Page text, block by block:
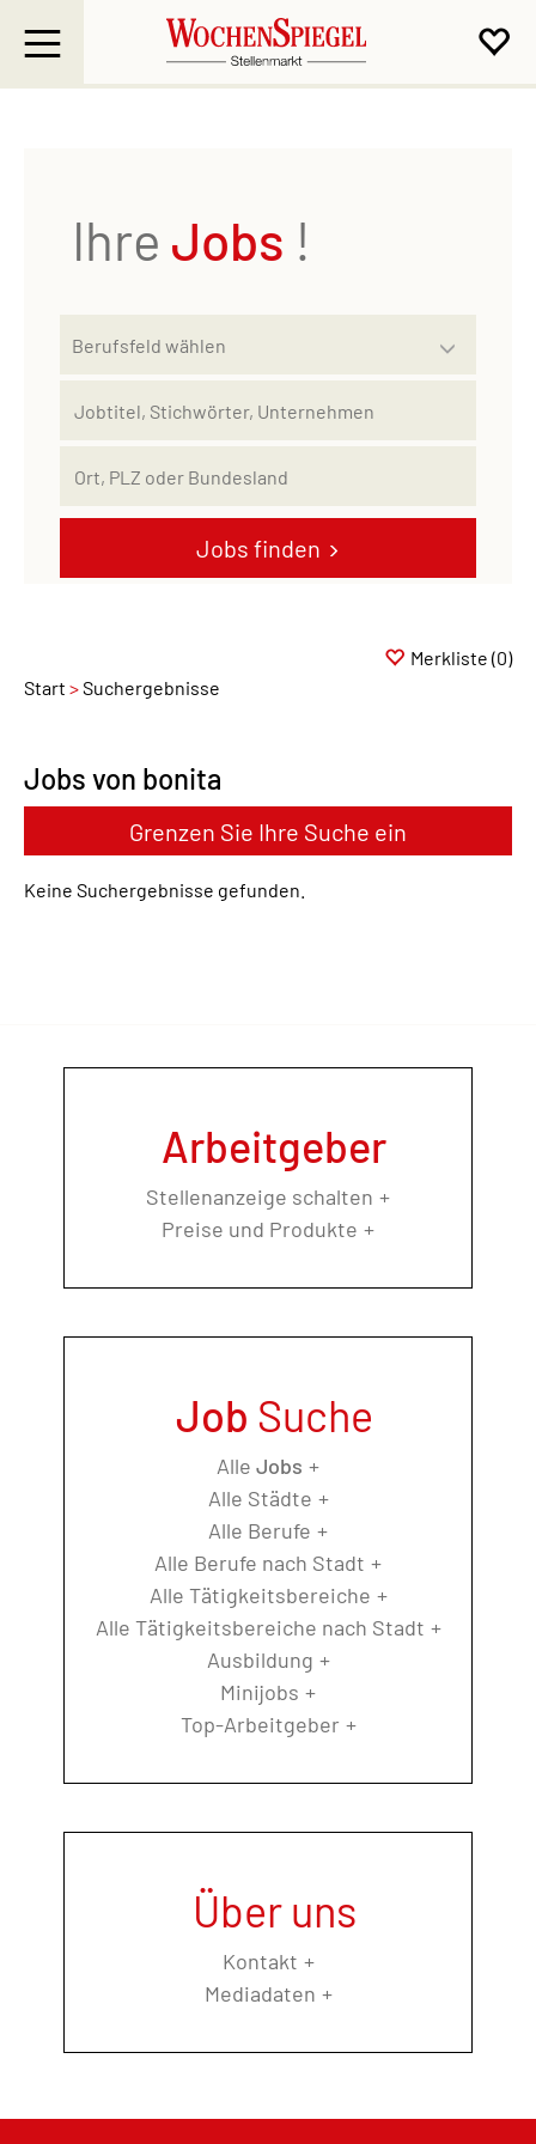
Ihre Jobs !
Jobs finden
Start Suchergebnisse
Merkliste (0)
Jobs von bonita
Grenzen Sie Ihre Suche ein
Keine Suchergebnisse gefunden.
Arbeitgeber
Stellenanzeige schalten
Preise und Produkte
Job Suche
Alle Jobs
Alle Städte
Alle Berufe
Alle Berufe nach Stadt
Alle Tätigkeitsbereiche
Alle Tätigkeitsbereiche nach Stadt
Ausbildung
Minijobs
Top-Arbeitgeber
Über uns
Kontakt
Mediadaten